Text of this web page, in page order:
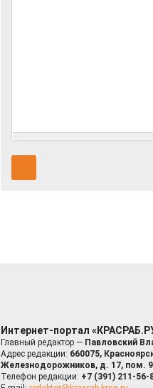
Интернет-портал
Главный редактор — Павловский
Адрес редакции: 660075,
Железнодорожников, д. 17, пом.
Телефон редакции: +7 (391) 211-56-